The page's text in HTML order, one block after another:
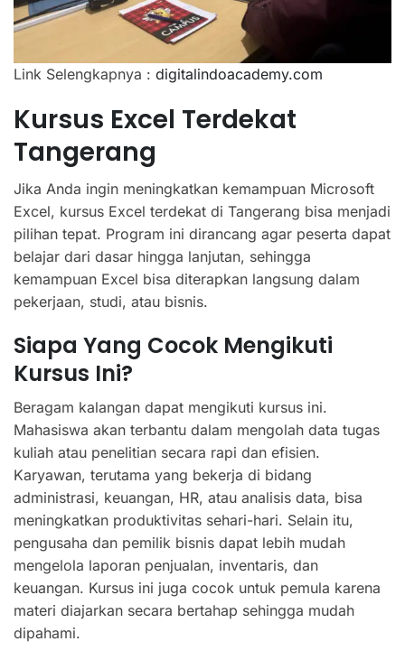
Link Selengkapnya : digitalindoacademy.com
Kursus Excel Terdekat
Tangerang
Jika Anda ingin meningkatkan kemampuan Microsoft
Excel, kursus Excel terdekat di Tangerang bisa menjadi
pilihan tepat. Program ini dirancang agar peserta dapat
belajar dari dasar hingga lanjutan, sehingga
kemampuan Excel bisa diterapkan langsung dalam
pekerjaan, studi, atau bisnis.
Siapa Yang Cocok Mengikuti
Kursus Ini?
Beragam kalangan dapat mengikuti kursus ini.
Mahasiswa akan terbantu dalam mengolah data tugas
kuliah atau penelitian secara rapi dan efisien.
Karyawan, terutama yang bekerja di bidang
administrasi, keuangan, HR, atau analisis data, bisa
meningkatkan produktivitas sehari-hari. Selain itu,
pengusaha dan pemilik bisnis dapat lebih mudah
mengelola laporan penjualan, inventaris, dan
keuangan. Kursus ini juga cocok untuk pemula karena
materi diajarkan secara bertahap sehingga mudah
dipahami.